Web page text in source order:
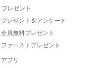
プレゼント
プレゼント＆アンケート
全員無料プレゼント
ファーストプレゼント
アプリ